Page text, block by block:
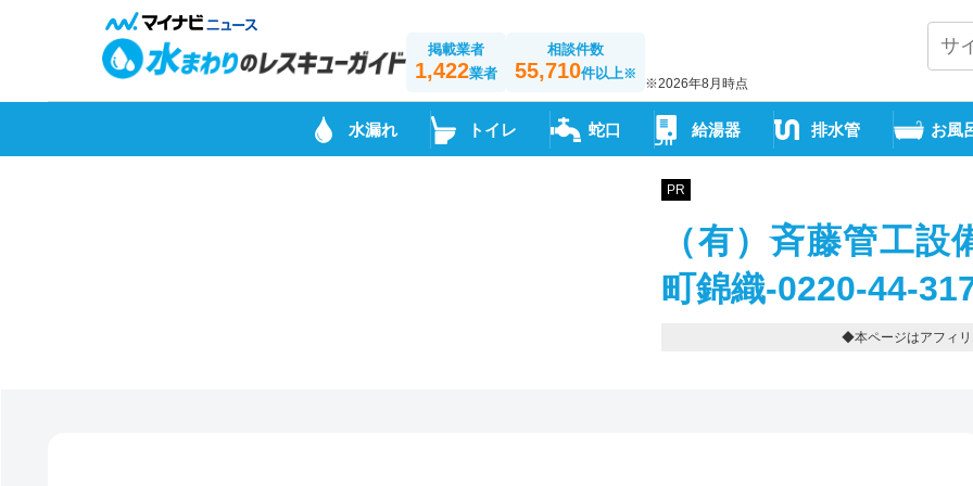
掲載業者
1,422業者
相談件数
55,710件以上※
※2026年8月時点
水漏れ トイレ 蛇口 給湯器 排水管 お風
PR
（有）斉藤管工
町錦織-0220-44-
◆本ページはアフィ